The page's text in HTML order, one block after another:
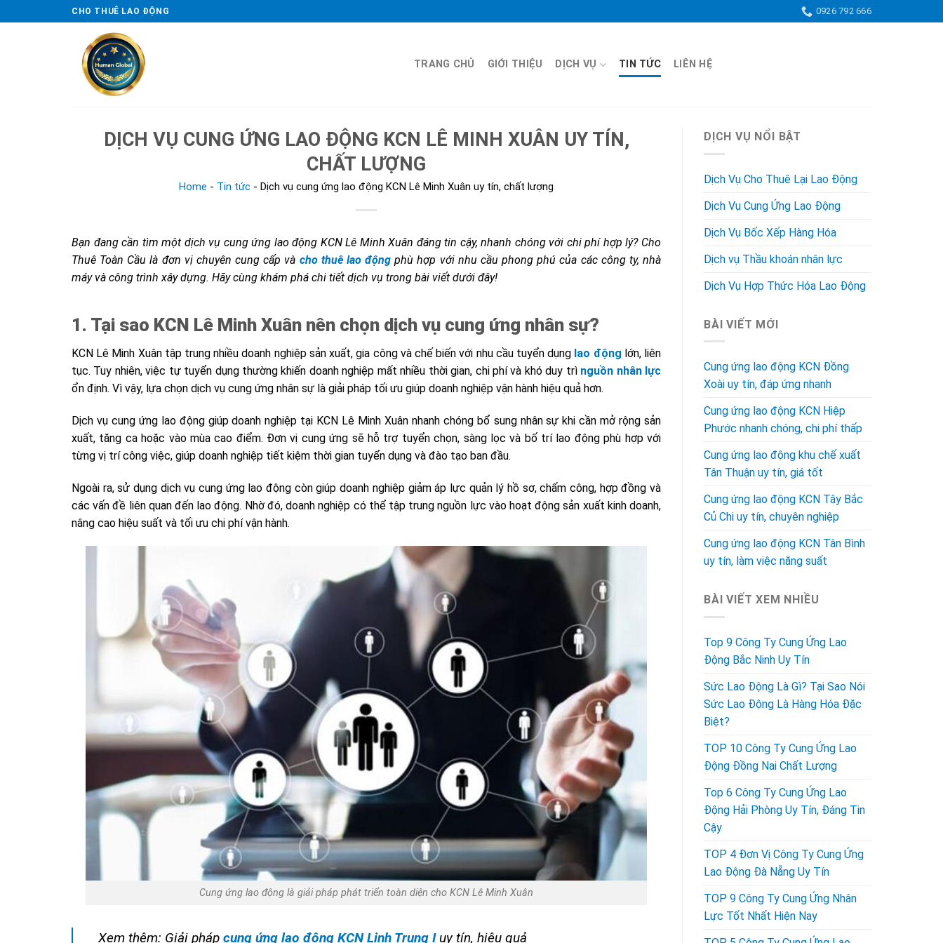
to
CHO THUÊ LAO ĐỘNG 0926 792 666
TRANG CHỦ GIỚI THIỆU DỊCH VỤ TIN TỨC LIÊN HỆ
DỊCH VỤ CUNG ỨNG LAO ĐỘNG KCN LÊ MINH XUÂN UY TÍN,
CHẤT LƯỢNG
Home - Tin tức - Dịch vụ cung ứng lao động KCN Lê Minh Xuân uy tín, chất lượng
Bạn đang cần tìm một dịch vụ cung ứng lao động KCN Lê Minh Xuân đáng tin cậy, nhanh chóng với chi phí hợp lý? Cho
Thuê Toàn Cầu là đơn vị chuyên cung cấp và cho thuê lao động phù hợp với nhu cầu phong phú của các công ty, nhà
máy và công trình xây dựng. Hãy cùng khám phá chi tiết dịch vụ trong bài viết dưới đây!
1. Tại sao KCN Lê Minh Xuân nên chọn dịch vụ cung ứng nhân sự?
KCN Lê Minh Xuân tập trung nhiều doanh nghiệp sản xuất, gia công và chế biến với nhu cầu tuyển dụng lao động lớn, liên
tục. Tuy nhiên, việc tự tuyển dụng thường khiến doanh nghiệp mất nhiều thời gian, chi phí và khó duy trì nguồn nhân lực
ổn định. Vì vậy, lựa chọn dịch vụ cung ứng nhân sự là giải pháp tối ưu giúp doanh nghiệp vận hành hiệu quả hơn.
Dịch vụ cung ứng lao động giúp doanh nghiệp tại KCN Lê Minh Xuân nhanh chóng bổ sung nhân sự khi cần mở rộng sản
xuất, tăng ca hoặc vào mùa cao điểm. Đơn vị cung ứng sẽ hỗ trợ tuyển chọn, sàng lọc và bố trí lao động phù hợp với
từng vị trí công việc, giúp doanh nghiệp tiết kiệm thời gian tuyển dụng và đào tạo ban đầu.
Ngoài ra, sử dụng dịch vụ cung ứng lao động còn giúp doanh nghiệp giảm áp lực quản lý hồ sơ, chấm công, hợp đồng và
các vấn đề liên quan đến lao động. Nhờ đó, doanh nghiệp có thể tập trung nguồn lực vào hoạt động sản xuất kinh doanh,
nâng cao hiệu suất và tối ưu chi phí vận hành.
Cung ứng lao động là giải pháp phát triển toàn diện cho KCN Lê Minh Xuân
Xem thêm: Giải pháp cung ứng lao động KCN Linh Trung Iuy tín, hiệu quả
DỊCH VỤ NỔI BẬT
Dịch Vụ Cho Thuê Lại Lao Động
Dịch Vụ Cung Ứng Lao Động
Dịch Vụ Bốc Xếp Hàng Hóa
Dịch vụ Thầu khoán nhân lực
Dịch Vụ Hợp Thức Hóa Lao Động
BÀI VIẾT MỚI
Cung ứng lao động KCN Đồng
Xoài uy tín, đáp ứng nhanh
Cung ứng lao động KCN Hiệp
Phước nhanh chóng, chi phí thấp
Cung ứng lao động khu chế xuất
Tân Thuận uy tín, giá tốt
Cung ứng lao động KCN Tây Bắc
Củ Chi uy tín, chuyên nghiệp
Cung ứng lao động KCN Tân Bình
uy tín, làm việc năng suất
BÀI VIẾT XEM NHIỀU
Top 9 Công Ty Cung Ứng Lao
Động Bắc Ninh Uy Tín
Sức Lao Động Là Gì? Tại Sao Nói
Sức Lao Động Là Hàng Hóa Đặc
Biệt?
TOP 10 Công Ty Cung Ứng Lao
Động Đồng Nai Chất Lượng
Top 6 Công Ty Cung Ứng Lao
Động Hải Phòng Uy Tín, Đáng Tin
Cậy
TOP 4 Đơn Vị Công Ty Cung Ứng
Lao Động Đà Nẵng Uy Tín
TOP 9 Công Ty Cung Ứng Nhân
Lực Tốt Nhất Hiện Nay